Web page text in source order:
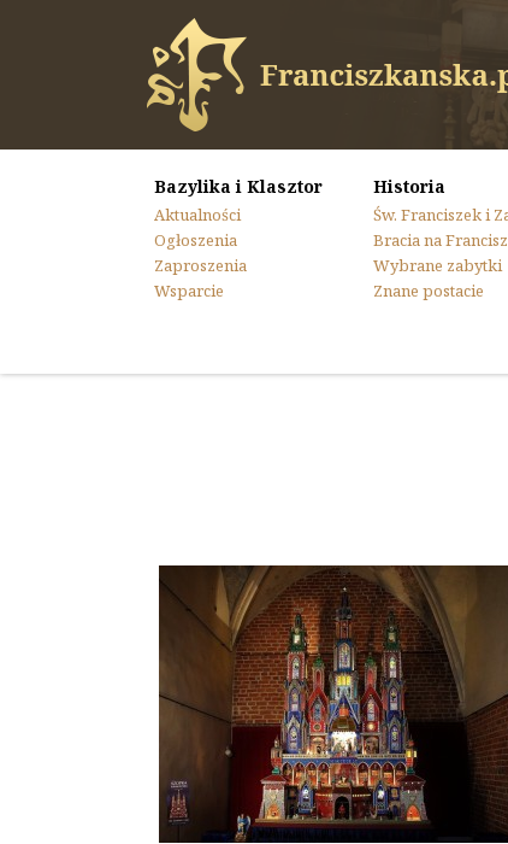
Bazylika i Klasztor
Aktualności
Ogłoszenia
Zaproszenia
Wsparcie
Historia
Św. Franciszek i
Bracia na
Wybrane zabytki
Znane postacie